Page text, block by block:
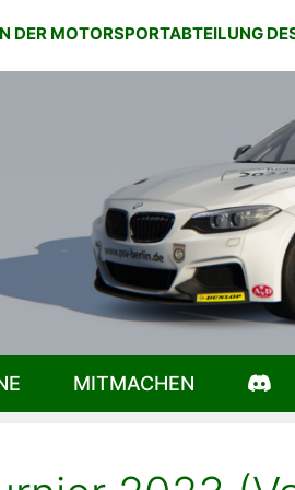
DER MOTORSPORTABTEILUNG
MITMACHEN